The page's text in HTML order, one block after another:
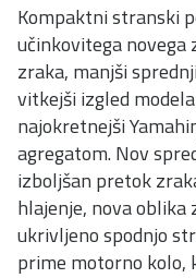
Kompaktni stranski
učinkovitega novega
zraka, manjši
vitkejši izgled
najokretnejši
agregatom. Nov
izboljšan pretok
hlajenje, nova oblika
ukrivljeno spodnjo
prime motorno kolo,